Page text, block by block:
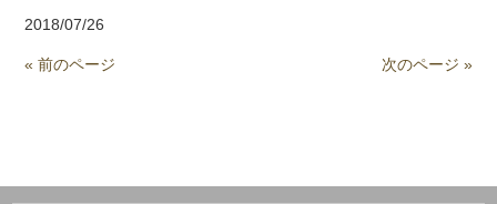
2018/07/26
« 前のページ 次のページ »